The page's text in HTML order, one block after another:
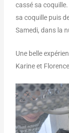
cassé sa
sa coquille puis
Samedi, dans la
Une belle
Karine et